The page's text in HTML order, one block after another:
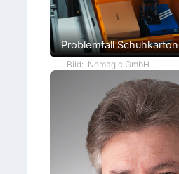
Problemfall Schuhkarton
Bild: .Nomagic GmbH